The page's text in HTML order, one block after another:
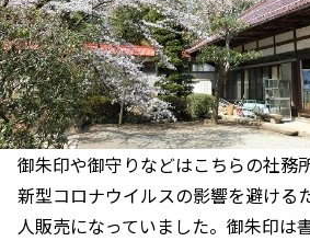
御朱印や御守りなどはこちらの社務
新型コロナウイルスの影響を避ける
人販売になっていました。御朱印は